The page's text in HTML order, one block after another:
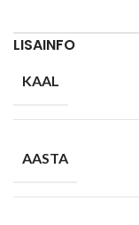
LISAINFO
KAAL
AASTA